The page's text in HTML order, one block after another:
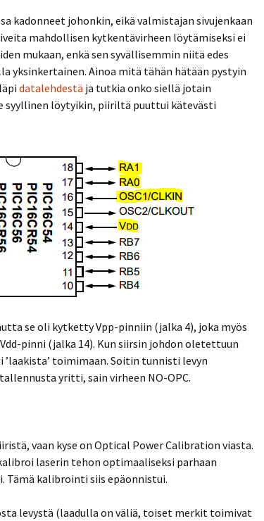
kadonneet johonkin, eikä valmistajan sivujenkaan
mahdollisen kytkentävirheen löytämiseksi ei
mukaan, enkä sen syvällisemmin niitä edes
yksinkertainen. Ainoa mitä tähän hätään pystyin
datalehdestä ja tutkia onko siellä jotain
syyllinen löytyikin, piiriltä puuttui kätevästi
se oli kytketty Vpp-pinniin (jalka 4), joka myös
pinni (jalka 14). Kun siirsin johdon oletettuun
toimimaan. Soitin tunnisti levyn
yritti, sain virheen NO-OPC.
vaan kyse on Optical Power Calibration viasta.
laserin tehon optimaaliseksi parhaan
Tämä kalibrointi siis epäonnistui.
levystä (laadulla on väliä, toiset merkit toimivat